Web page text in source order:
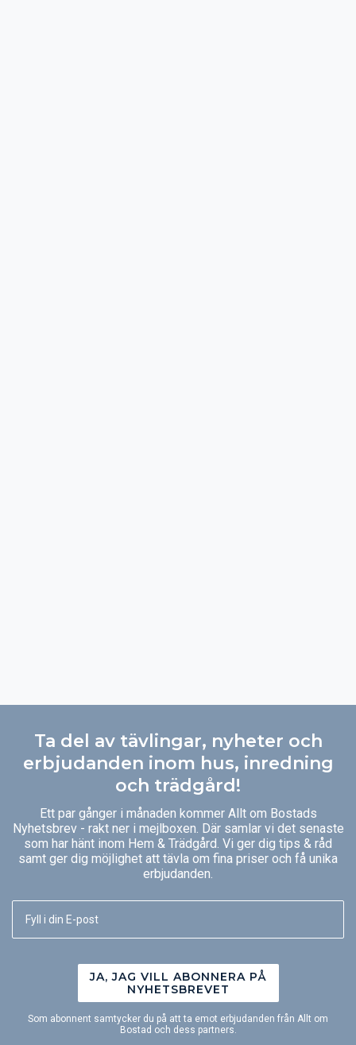
Ta del av tävlingar, nyheter och
erbjudanden inom hus, inredning
och trädgård!
Ett par gånger i månaden kommer Allt om Bostads
Nyhetsbrev - rakt ner i mejlboxen. Där samlar vi det senaste
som har hänt inom Hem & Trädgård. Vi ger dig tips & råd
samt ger dig möjlighet att tävla om fina priser och få unika
erbjudanden.
JA, JAG VILL ABONNERA PÅ
NYHETSBREVET
Som abonnent samtycker du på att ta emot erbjudanden från Allt om
Bostad och dess partners.